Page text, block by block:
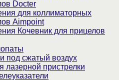
Docter
для коллиматорных
Aimpoint
Кочевник для прицелов
под сжатый воздух
лазерной пристрелки